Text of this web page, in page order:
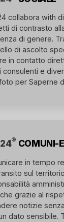
collabora with
di contrasto
di genere.
di ascolto
in contatto
consulenti e
per Saperne
® COMUNI-
in tempo
sul
grazie al
notizie
dato sensibile.